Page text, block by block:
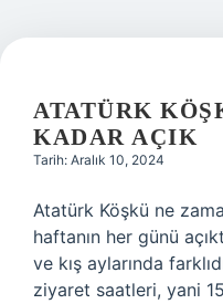
ATATÜRK
KADAR AÇIK
Tarih: Aralık 10, 2024
Atatürk Köşkü ne
haftanın her günü
ve kış aylarında
ziyaret saatleri, yani